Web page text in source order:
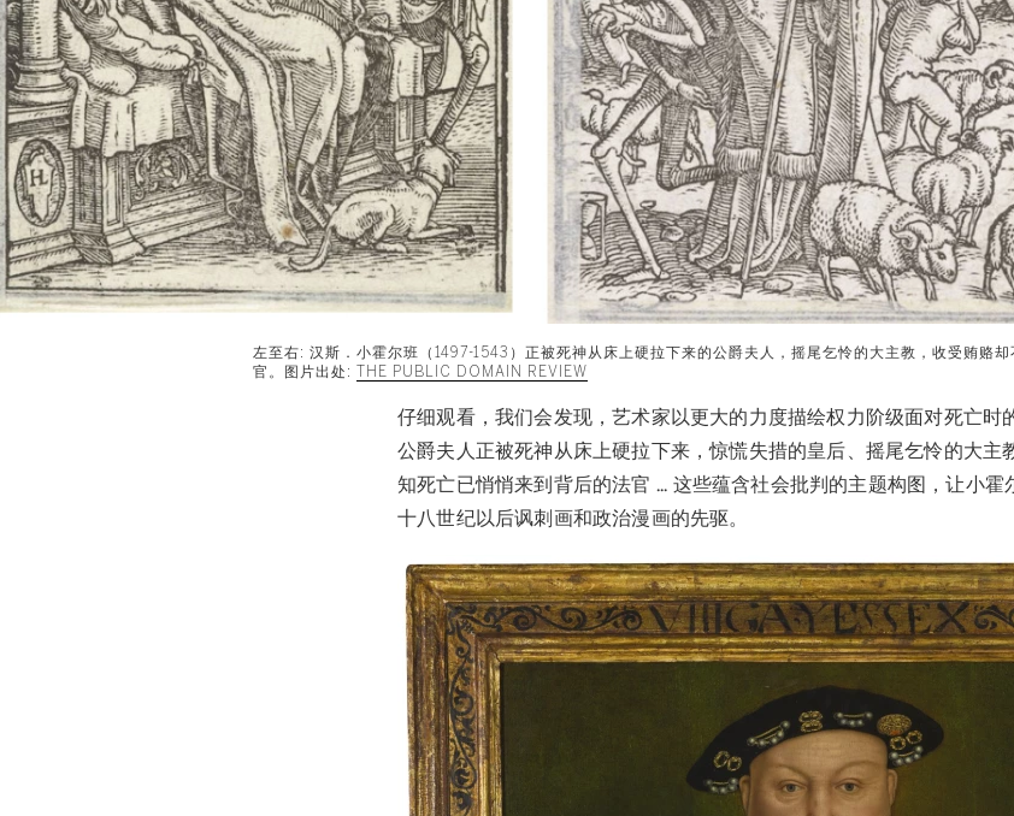
左至右: 汉斯．小霍尔班（1497-1543）正被死神从床上硬拉下来的公爵夫人，摇尾乞怜的大主教，收受贿赂
官。图片出处:
THE PUBLIC DOMAIN REVIEW
仔细观看，我们会发现，艺术家以更大的力度描绘权力阶级面对死亡时
公爵夫人正被死神从床上硬拉下来，惊慌失措的皇后、摇尾乞怜的大主
知死亡已悄悄来到背后的法官 ... 这些蕴含社会批判的主题构图，让小霍
十八世纪以后讽刺画和政治漫画的先驱。